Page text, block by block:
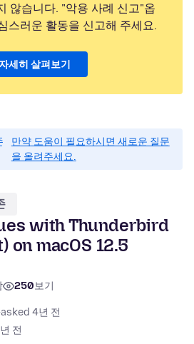
않습니다. "악용 사례 신고"옵
스러운 활동을 신고해 주세요.
세히 살펴보기
만약 도움이 필요하시면 새로운 질문
을 올려주세요.
with Thunderbird
on macOS 12.5
250보기
asked 4년 전
전